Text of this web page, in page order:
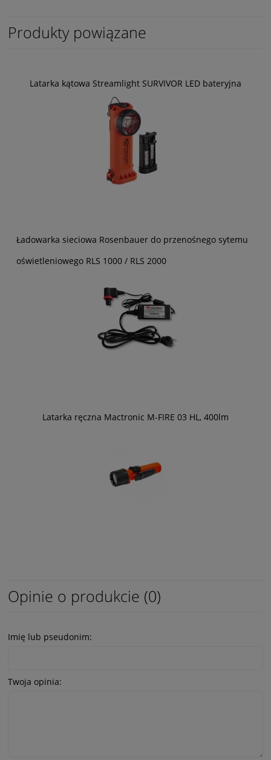
Produkty powiązane
Latarka kątowa Streamlight SURVIVOR LED bateryjna
Ładowarka sieciowa Rosenbauer do przenośnego sytemu
oświetleniowego RLS 1000 / RLS 2000
Latarka ręczna Mactronic M-FIRE 03 HL, 400lm
Opinie o produkcie (0)
Imię lub pseudonim:
Twoja opinia: